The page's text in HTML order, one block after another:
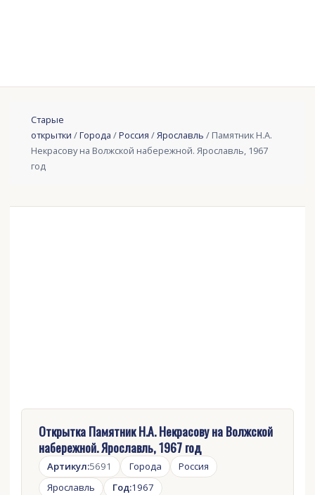
Старые
открытки /Города /Россия /Ярославль / Памятник Н.А.
Некрасову на Волжской набережной. Ярославль, 1967
год
Открытка Памятник Н.А. Некрасову на Волжской
набережной. Ярославль, 1967 год
Артикул:5691 Города
Россия
Ярославль
Год:1967